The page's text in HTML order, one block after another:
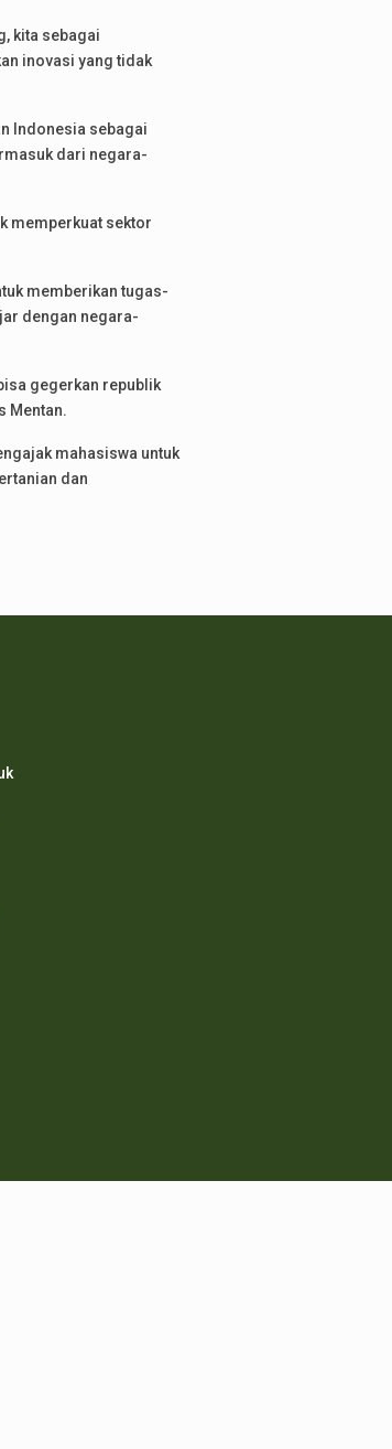
kita sebagai
inovasi yang tidak
Indonesia sebagai
dari negara-
memperkuat sektor
memberikan tugas-
dengan negara-
gegerkan republik
Mentan.
mahasiswa untuk
dan